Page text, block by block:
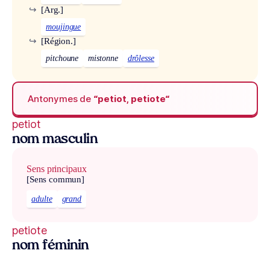
[Arg.]
↪
moujingue
[Région.]
↪
pitchoune mistonne drôlesse
Antonymes de “petiot, petiote“
petiot
nom masculin
Sens principaux
[Sens commun]
adulte grand
petiote
nom féminin